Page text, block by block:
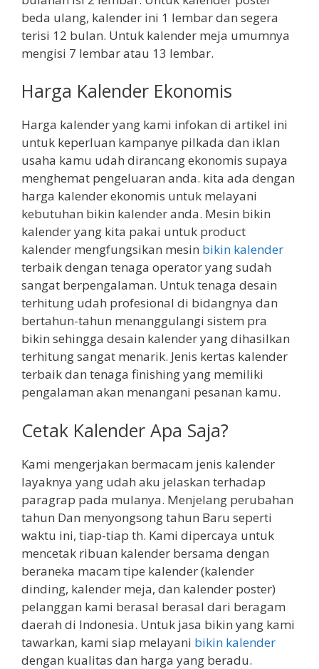
beda ulang, kalender ini 1 lembar dan segera
terisi 12 bulan. Untuk kalender meja umumnya
mengisi 7 lembar atau 13 lembar.
Harga Kalender Ekonomis
Harga kalender yang kami infokan di artikel ini
untuk keperluan kampanye pilkada dan iklan
usaha kamu udah dirancang ekonomis supaya
menghemat pengeluaran anda. kita ada dengan
harga kalender ekonomis untuk melayani
kebutuhan bikin kalender anda. Mesin bikin
kalender yang kita pakai untuk product
kalender mengfungsikan mesin bikin kalender
terbaik dengan tenaga operator yang sudah
sangat berpengalaman. Untuk tenaga desain
terhitung udah profesional di bidangnya dan
bertahun-tahun menanggulangi sistem pra
bikin sehingga desain kalender yang dihasilkan
terhitung sangat menarik. Jenis kertas kalender
terbaik dan tenaga finishing yang memiliki
pengalaman akan menangani pesanan kamu.
Cetak Kalender Apa Saja?
Kami mengerjakan bermacam jenis kalender
layaknya yang udah aku jelaskan terhadap
paragrap pada mulanya. Menjelang perubahan
tahun Dan menyongsong tahun Baru seperti
waktu ini, tiap-tiap th. Kami dipercaya untuk
mencetak ribuan kalender bersama dengan
beraneka macam tipe kalender (kalender
dinding, kalender meja, dan kalender poster)
pelanggan kami berasal berasal dari beragam
daerah di Indonesia. Untuk jasa bikin yang kami
tawarkan, kami siap melayani bikin kalender
dengan kualitas dan harga yang beradu.